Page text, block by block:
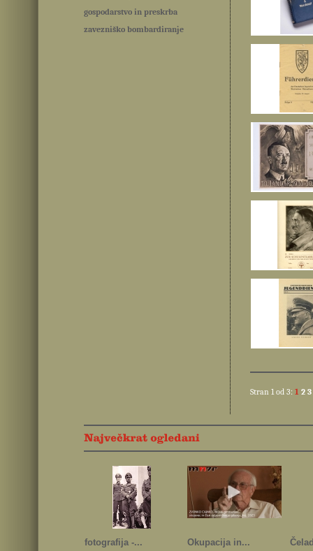
gospodarstvo in preskrba
zavezniško bombardiranje
Stran 1 od 3: 1 2 3
fotografija -... Okupacija in...